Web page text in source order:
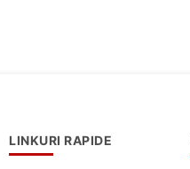
LINKURI RAPIDE